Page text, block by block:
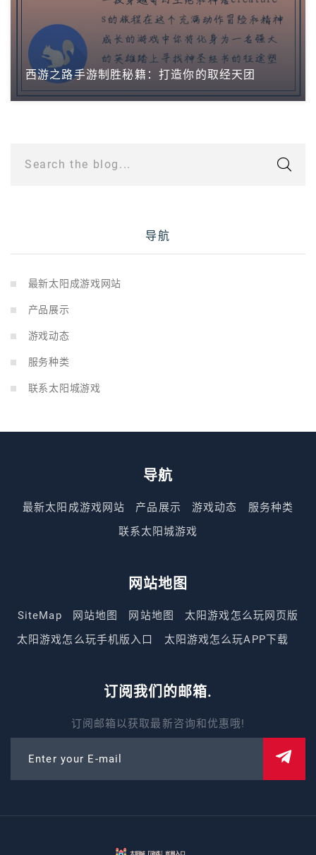
西游之路手游制胜秘籍：打造你的取经天团
Search the blog...
导航
最新太阳成游戏网站
产品展示
游戏动态
服务种类
联系太阳城游戏
导航
最新太阳成游戏网站 产品展示 游戏动态
服务种类
联系太阳城游戏
网站地图
SiteMap 网站地图 网站地图
太阳游戏怎么玩网页版
太阳游戏怎么玩手机版入口
太阳游戏怎么玩APP下载
订阅我们的邮箱.
订阅邮箱以获取最新咨询和优惠哦!
Enter your E-mail